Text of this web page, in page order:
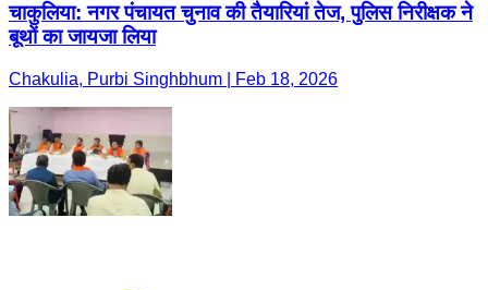
चाकुलिया: नगर पंचायत चुनाव की तैयारियां तेज, पुलिस निरीक्षक ने
बूथों का जायजा लिया
Chakulia, Purbi Singhbhum | Feb 18, 2026